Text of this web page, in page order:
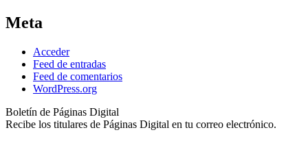
Meta
Acceder
Feed de entradas
Feed de comentarios
WordPress.org
Boletín de Páginas Digital
Recibe los titulares de Páginas Digital en tu correo electrónico.